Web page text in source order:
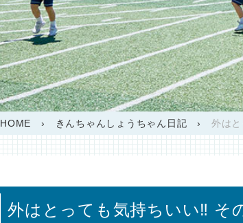
HOME › きんちゃんしょうちゃん日記 › 外は
外はとっても気持ちいい‼︎ そ